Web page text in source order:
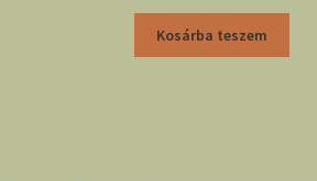
Kosárba teszem